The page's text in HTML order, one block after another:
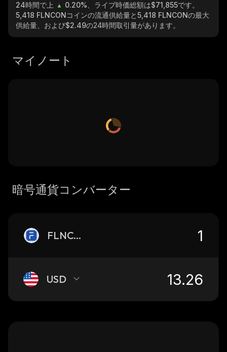
24時間で上
0.20% 、ライブ時価総額は$71,855です。
5,418 FLNCONコインの流通供給量と5,418 FLNCONの最大
供給量、および$2.49の24時間取引量があります。
マイノート
暗号通貨コンバーター
FLNCON
USD